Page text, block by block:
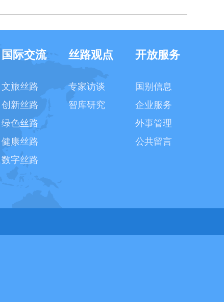
国际交流
文旅丝路
创新丝路
绿色丝路
健康丝路
数字丝路
丝路观点
专家访谈
智库研究
开放服务
国别信息
企业服务
外事管理
公共留言